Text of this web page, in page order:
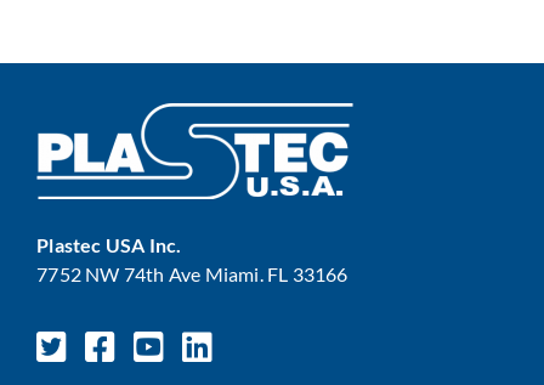
Plastec USA Inc.
7752 NW 74th Ave Miami. FL 33166